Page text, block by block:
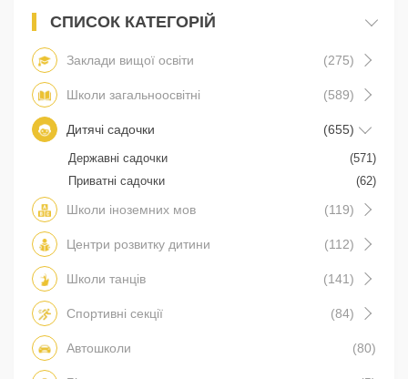
СПИСОК КАТЕГОРІЙ
Заклади вищої освіти (275)
Школи загальноосвітні (589)
Дитячі садочки (655)
Державні садочки
(571)
Приватні садочки
(62)
Школи іноземних мов (119)
Центри розвитку дитини (112)
Школи танців (141)
Спортивні секції (84)
Автошколи (80)